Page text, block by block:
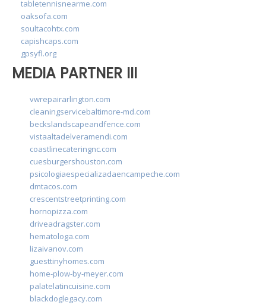
tabletennisnearme.com
oaksofa.com
soultacohtx.com
capishcaps.com
gpsyfl.org
MEDIA PARTNER III
vwrepairarlington.com
cleaningservicebaltimore-md.com
beckslandscapeandfence.com
vistaaltadelveramendi.com
coastlinecateringnc.com
cuesburgershouston.com
psicologiaespecializadaencampeche.com
dmtacos.com
crescentstreetprinting.com
hornopizza.com
driveadragster.com
hematologa.com
lizaivanov.com
guesttinyhomes.com
home-plow-by-meyer.com
palatelatincuisine.com
blackdoglegacy.com